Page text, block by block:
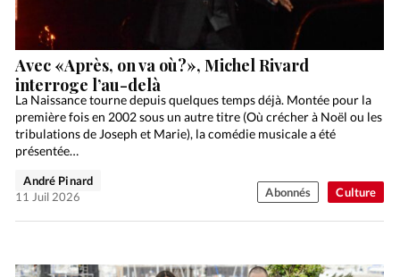
Culture
Avec «Après, on va où?», Michel Rivard
interroge l’au-delà
La Naissance tourne depuis quelques temps déjà. Montée pour la
première fois en 2002 sous un autre titre (Où crécher à Noël ou les
tribulations de Joseph et Marie), la comédie musicale a été
présentée…
André Pinard
11 Juil 2026
Abonnés